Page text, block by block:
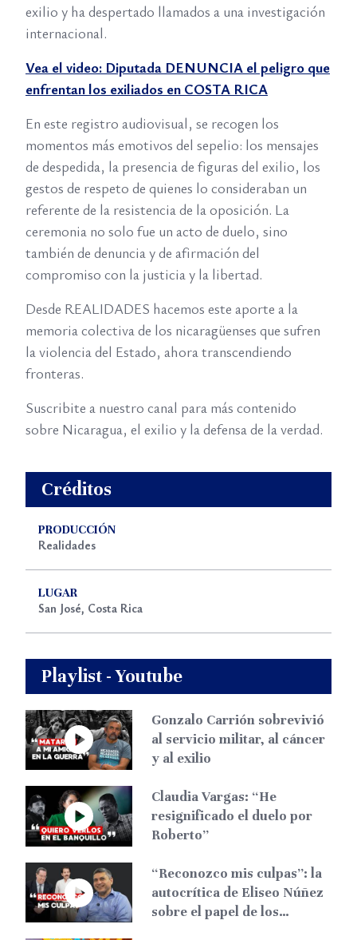
exilio y ha despertado llamados a una investigación
internacional.
Vea el video: Diputada DENUNCIA el peligro que
enfrentan los exiliados en COSTA RICA
En este registro audiovisual, se recogen los
momentos más emotivos del sepelio: los mensajes
de despedida, la presencia de figuras del exilio, los
gestos de respeto de quienes lo consideraban un
referente de la resistencia de la oposición. La
ceremonia no solo fue un acto de duelo, sino
también de denuncia y de afirmación del
compromiso con la justicia y la libertad.
Desde REALIDADES hacemos este aporte a la
memoria colectiva de los nicaragüenses que sufren
la violencia del Estado, ahora transcendiendo
fronteras.
Suscribite a nuestro canal para más contenido
sobre Nicaragua, el exilio y la defensa de la verdad.
Créditos
PRODUCCIÓN
Realidades
LUGAR
San José, Costa Rica
Playlist - Youtube
Gonzalo Carrión sobrevivió
al servicio militar, al cáncer
y al exilio
Claudia Vargas: “He
resignificado el duelo por
Roberto”
“Reconozco mis culpas”: la
autocrítica de Eliseo Núñez
sobre el papel de los